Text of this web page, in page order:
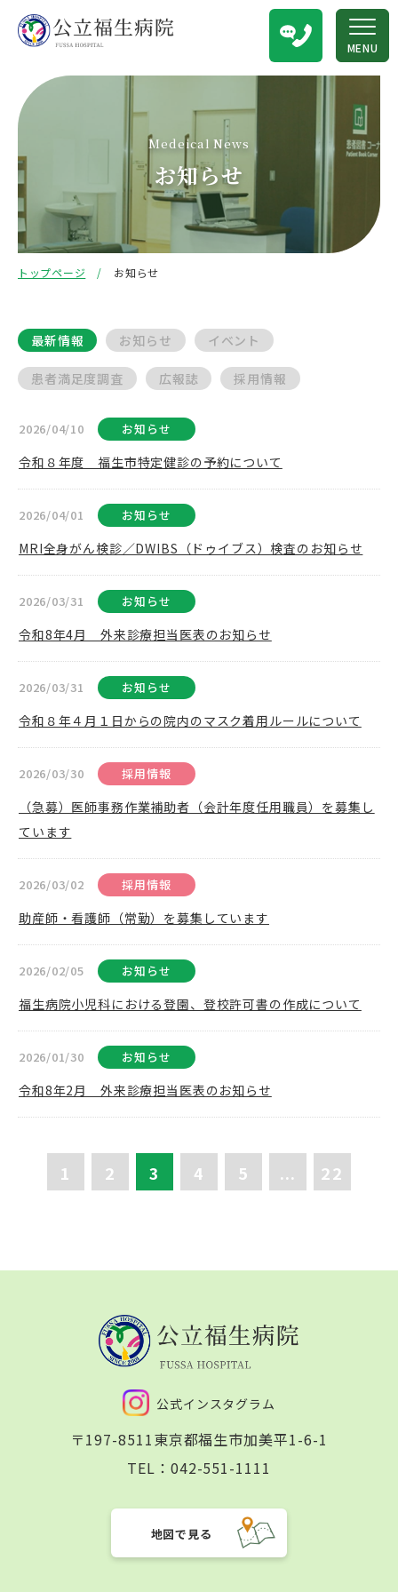
MENU
Medeical News
お知らせ
トップページ お知らせ
最新情報 お知らせ イベント
患者満足度調査 広報誌 採用情報
2026/04/10 お知らせ
令和８年度 福生市特定健診の予約について
2026/04/01 お知らせ
MRI全身がん検診／DWIBS（ドゥイブス）検査のお知らせ
2026/03/31 お知らせ
令和8年4月 外来診療担当医表のお知らせ
2026/03/31 お知らせ
令和８年４月１日からの院内のマスク着用ルールについて
2026/03/30 採用情報
（急募）医師事務作業補助者（会計年度任用職員）を募集し
ています
2026/03/02 採用情報
助産師・看護師（常勤）を募集しています
2026/02/05 お知らせ
福生病院小児科における登園、登校許可書の作成について
2026/01/30 お知らせ
令和8年2月 外来診療担当医表のお知らせ
1 2 3 4 5 ... 22
公式インスタグラム
〒197-8511東京都福生市加美平1-6-1
TEL： 042-551-1111
地図で見る